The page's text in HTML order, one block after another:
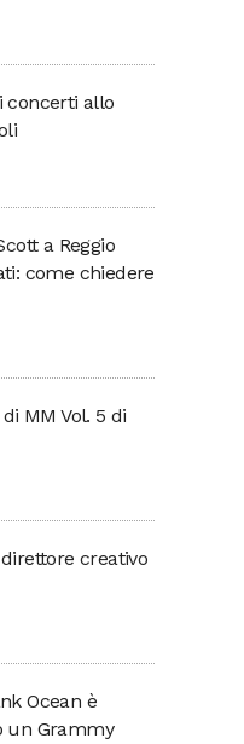
concerti allo
a Reggio
come chiedere
MM Vol. 5 di
creativo
Ocean è
un Grammy